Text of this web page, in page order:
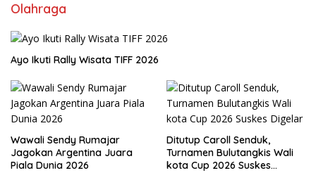
Olahraga
Ayo Ikuti Rally Wisata TIFF 2026
Wawali Sendy Rumajar
Jagokan Argentina Juara
Piala Dunia 2026
Ditutup Caroll Senduk,
Turnamen Bulutangkis Wali
kota Cup 2026 Suskes